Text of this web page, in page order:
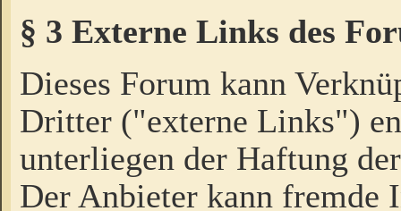
§ 3 Externe Links des
Dieses Forum kann
Dritter ("externe Links")
unterliegen der Haftung
Der Anbieter kann fremde